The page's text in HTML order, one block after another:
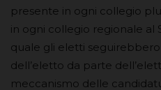
presente in ogni collegio
in ogni collegio regionale al
quale gli eletti seguirebbero
dell’eletto da parte
meccanismo delle